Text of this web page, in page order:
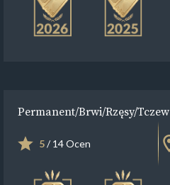
Permanent/Brwi/Rzęsy/Tczew
5/ 14 Ocen